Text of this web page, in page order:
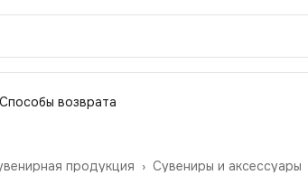
Способы возврата
Сувениры и аксессуары
продукция ›